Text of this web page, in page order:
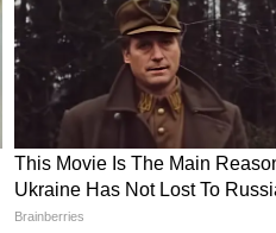
और टिकाऊपन
पर ऑफर, 5K में खरीदें